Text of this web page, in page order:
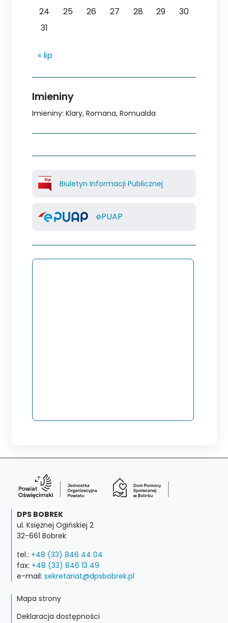
24
25 26 27 28 29
30
31
« lip
Imieniny
Imieniny: Klary, Romana, Romualda
Biuletyn Informacji Publicznej
ePUAP
DPS BOBREK
ul. Księżnej Ogińskiej 2
32-661 Bobrek
tel.: +48 (33) 846 44 04
fax: +48 (33) 846 13 49
e-mail: sekretariat@dpsbobrek.pl
Mapa strony
Deklaracja dostępności